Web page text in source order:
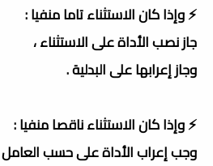
⚡️ وإذا كان الاستثناء تاما منفيا :
جاز نصب الأداة على الاستثناء ،
وجاز إعرابها على البدلية .
⚡️ وإذا كان الاستثناء ناقصا منفيا :
وجب إعراب الأداة على حسب العامل